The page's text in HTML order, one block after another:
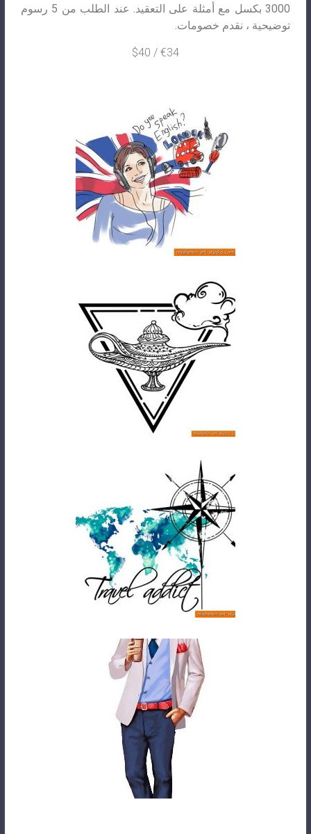
3000 بكسل مع أمثلة على التعقيد. عند الطلب من 5 رسوم
توضيحية ، نقدم خصومات.
€34 / $40